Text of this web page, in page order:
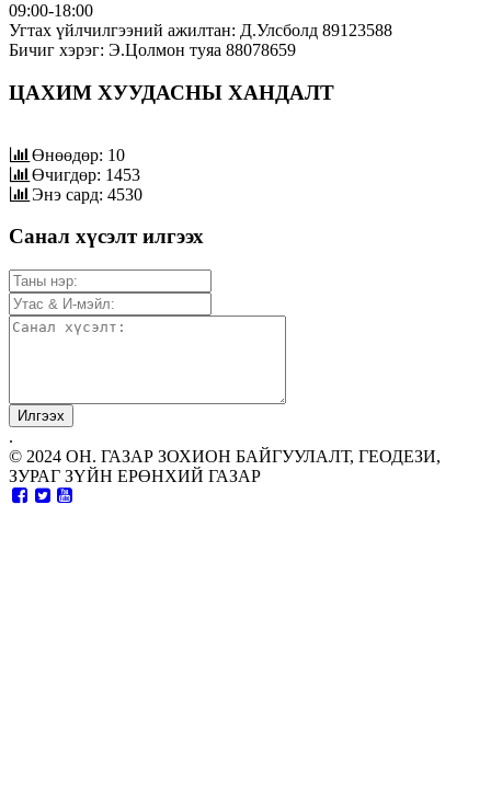
09:00-18:00
Угтах үйлчилгээний ажилтан: Д.Улсболд 89123588
Бичиг хэрэг: Э.Цолмон туяа 88078659
ЦАХИМ ХУУДАСНЫ ХАНДАЛТ
Өнөөдөр: 10
Өчигдөр: 1453
Энэ сард: 4530
Санал хүсэлт илгээх
.
© 2024 ОН. ГАЗАР ЗОХИОН БАЙГУУЛАЛТ, ГЕОДЕЗИ,
ЗУРАГ ЗҮЙН ЕРӨНХИЙ ГАЗАР